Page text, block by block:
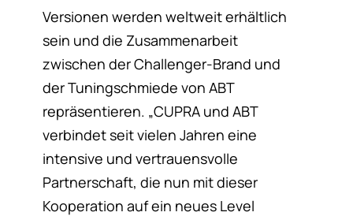
Versionen werden weltweit erhältlich
sein und die Zusammenarbeit
zwischen der Challenger-Brand und
der Tuningschmiede von ABT
repräsentieren. „CUPRA und ABT
verbindet seit vielen Jahren eine
intensive und vertrauensvolle
Partnerschaft, die nun mit dieser
Kooperation auf ein neues Level